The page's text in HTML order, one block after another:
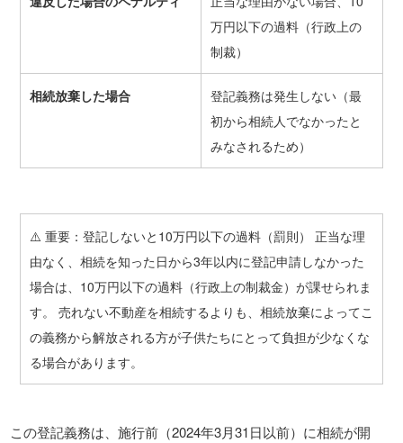
万円以下の過料（行政上の
制裁）
相続放棄した場合
登記義務は発生しない（最
初から相続人でなかったと
みなされるため）
⚠️ 重要：登記しないと10万円以下の過料（罰則） 正当な理
由なく、相続を知った日から3年以内に登記申請しなかった
場合は、10万円以下の過料（行政上の制裁金）が課せられま
す。 売れない不動産を相続するよりも、相続放棄によってこ
の義務から解放される方が子供たちにとって負担が少なくな
る場合があります。
この登記義務は、施行前（2024年3月31日以前）に相続が開